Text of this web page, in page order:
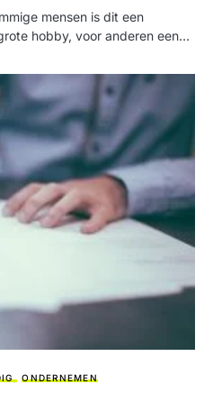
mensen is dit een
hobby, voor anderen een…
ONDERNEMEN